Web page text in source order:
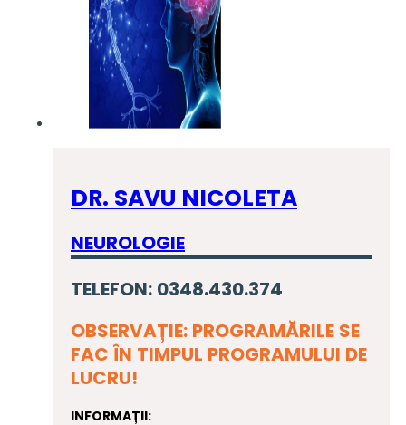
DR. SAVU NICOLETA
NEUROLOGIE
TELEFON: 0348.430.374
OBSERVAȚIE: PROGRAMĂRILE SE
FAC ÎN TIMPUL PROGRAMULUI DE
LUCRU!
INFORMAȚII: